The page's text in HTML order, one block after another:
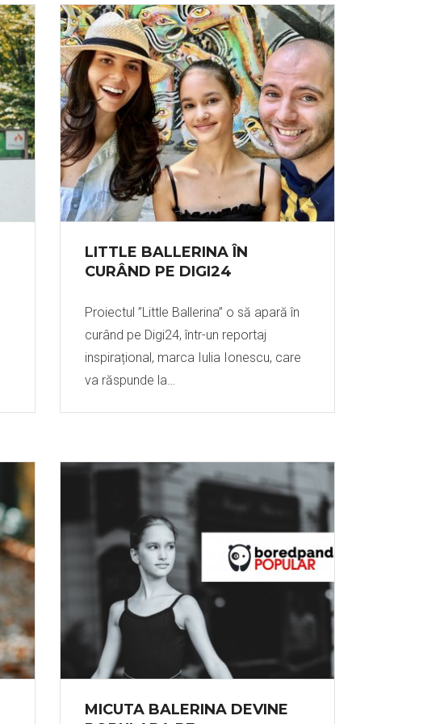
LITTLE BALLERINA ÎN
CURÂND PE DIGI24
Proiectul ”Little Ballerina” o să apară în
curând pe Digi24, într-un reportaj
inspirațional, marca Iulia Ionescu, care
va răspunde la…
MICUTA BALERINA DEVINE